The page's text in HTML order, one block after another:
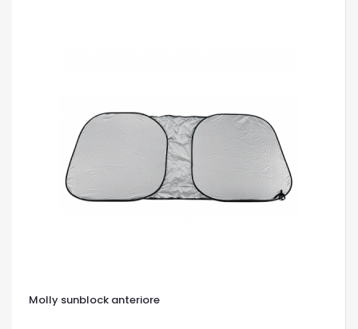
Molly sunblock anteriore